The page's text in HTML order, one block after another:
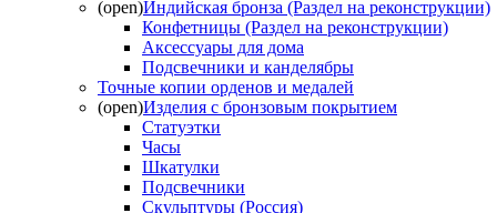
(open)Индийская бронза (Раздел на реконструкции)
Конфетницы (Раздел на реконструкции)
Аксессуары для дома
Подсвечники и канделябры
Точные копии орденов и медалей
(open)Изделия с бронзовым покрытием
Статуэтки
Часы
Шкатулки
Подсвечники
Скульптуры (Россия)